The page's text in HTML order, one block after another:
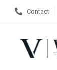
Contact